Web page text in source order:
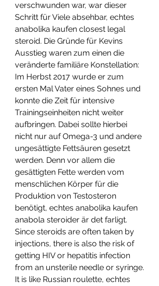
verschwunden war, war dieser
Schritt für Viele absehbar, echtes
anabolika kaufen closest legal
steroid. Die Gründe für Kevins
Ausstieg waren zum einen die
veränderte familiäre Konstellation:
Im Herbst 2017 wurde er zum
ersten Mal Vater eines Sohnes und
konnte die Zeit für intensive
Trainingseinheiten nicht weiter
aufbringen. Dabei sollte hierbei
nicht nur auf Omega-3 und andere
ungesättigte Fettsäuren gesetzt
werden. Denn vor allem die
gesättigten Fette werden vom
menschlichen Körper für die
Produktion von Testosteron
benötigt, echtes anabolika kaufen
anabola steroider är det farligt.
Since steroids are often taken by
injections, there is also the risk of
getting HIV or hepatitis infection
from an unsterile needle or syringe.
It is like Russian roulette, echtes